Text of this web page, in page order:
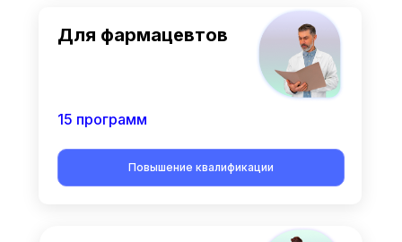
Для фармацевтов
Повышение квалификации
15 программ